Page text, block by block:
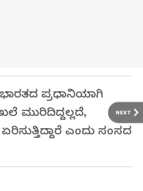
NEXT
ಪ್ರಧಾನಿಯಾಗಿ
ಮುರಿದಿದ್ದಲ್ಲದೆ,
ಎಂದು ಸಂಸದ